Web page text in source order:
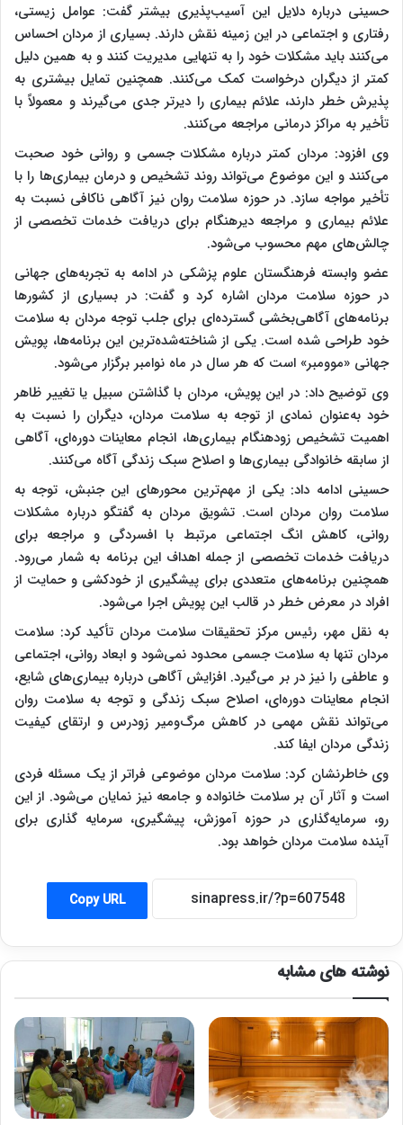
حسینی درباره دلایل این آسیب‌پذیری بیشتر گفت: عوامل زیستی،
رفتاری و اجتماعی در این زمینه نقش دارند. بسیاری از مردان احساس
می‌کنند باید مشکلات خود را به تنهایی مدیریت کنند و به همین دلیل
کمتر از دیگران درخواست کمک می‌کنند. همچنین تمایل بیشتری به
پذیرش خطر دارند، علائم بیماری را دیرتر جدی می‌گیرند و معمولاً با
تأخیر به مراکز درمانی مراجعه می‌کنند.
وی افزود: مردان کمتر درباره مشکلات جسمی و روانی خود صحبت
می‌کنند و این موضوع می‌تواند روند تشخیص و درمان بیماری‌ها را با
تأخیر مواجه سازد. در حوزه سلامت روان نیز آگاهی ناکافی نسبت به
علائم بیماری و مراجعه دیرهنگام برای دریافت خدمات تخصصی از
چالش‌های مهم محسوب می‌شود.
عضو وابسته فرهنگستان علوم پزشکی در ادامه به تجربه‌های جهانی
در حوزه سلامت مردان اشاره کرد و گفت: در بسیاری از کشورها
برنامه‌های آگاهی‌بخشی گسترده‌ای برای جلب توجه مردان به سلامت
خود طراحی شده است. یکی از شناخته‌شده‌ترین این برنامه‌ها، پویش
جهانی «موومبر» است که هر سال در ماه نوامبر برگزار می‌شود.
وی توضیح داد: در این پویش، مردان با گذاشتن سبیل یا تغییر ظاهر
خود به‌عنوان نمادی از توجه به سلامت مردان، دیگران را نسبت به
اهمیت تشخیص زودهنگام بیماری‌ها، انجام معاینات دوره‌ای، آگاهی
از سابقه خانوادگی بیماری‌ها و اصلاح سبک زندگی آگاه می‌کنند.
حسینی ادامه داد: یکی از مهم‌ترین محورهای این جنبش، توجه به
سلامت روان مردان است. تشویق مردان به گفتگو درباره مشکلات
روانی، کاهش انگ اجتماعی مرتبط با افسردگی و مراجعه برای
دریافت خدمات تخصصی از جمله اهداف این برنامه به شمار می‌رود.
همچنین برنامه‌های متعددی برای پیشگیری از خودکشی و حمایت از
افراد در معرض خطر در قالب این پویش اجرا می‌شود.
به نقل مهر، رئیس مرکز تحقیقات سلامت مردان تأکید کرد: سلامت
مردان تنها به سلامت جسمی محدود نمی‌شود و ابعاد روانی، اجتماعی
و عاطفی را نیز در بر می‌گیرد. افزایش آگاهی درباره بیماری‌های شایع،
انجام معاینات دوره‌ای، اصلاح سبک زندگی و توجه به سلامت روان
می‌تواند نقش مهمی در کاهش مرگ‌ومیر زودرس و ارتقای کیفیت
زندگی مردان ایفا کند.
وی خاطرنشان کرد: سلامت مردان موضوعی فراتر از یک مسئله فردی
است و آثار آن بر سلامت خانواده و جامعه نیز نمایان می‌شود. از این
رو، سرمایه‌گذاری در حوزه آموزش، پیشگیری، سرمایه گذاری برای
آینده سلامت مردان خواهد بود.
Copy URL
نوشته های مشابه